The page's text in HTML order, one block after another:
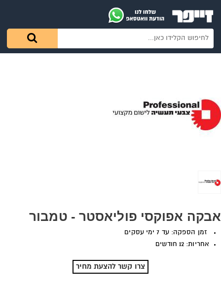
אבקה אפוקסי פוליאסטר - טמבור
זמן הספקה: עד 7 ימי עסקים
אחריות: 12 חודשים
צרו קשר להצעת מחיר